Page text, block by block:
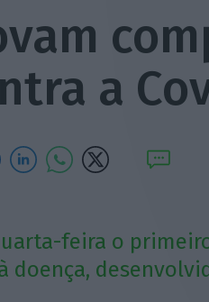
a
feira o
doença,